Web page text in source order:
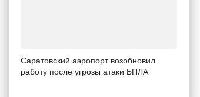
Саратовский аэропорт возобновил
работу после угрозы атаки БПЛА